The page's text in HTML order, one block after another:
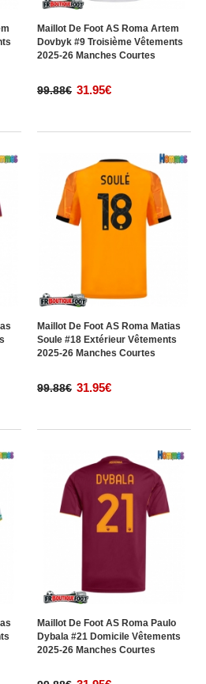
Maillot De Foot AS Roma Artem
Dovbyk #9 Troisième Vêtements
2025-26 Manches Courtes
99.88€ 31.95€
Maillot De Foot AS Roma Matias
Soule #18 Extérieur Vêtements
2025-26 Manches Courtes
99.88€ 31.95€
Maillot De Foot AS Roma Paulo
Dybala #21 Domicile Vêtements
2025-26 Manches Courtes